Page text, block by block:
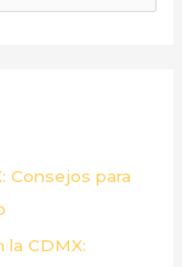
Consejos para
CDMX: